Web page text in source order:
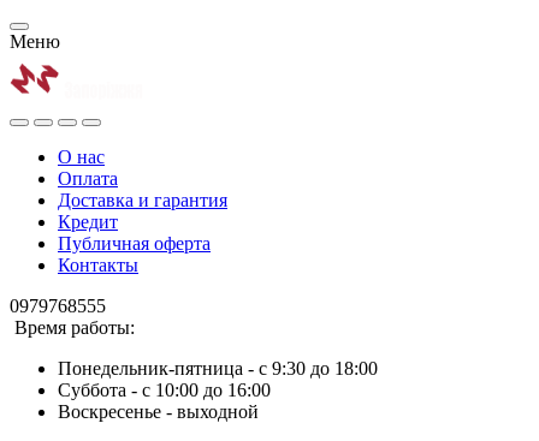
Меню
О нас
Оплата
Доставка и гарантия
Кредит
Публичная оферта
Контакты
0979768555
Время работы:
Понедельник-пятница - с 9:30 до 18:00
Суббота - с 10:00 до 16:00
Воскресенье - выходной